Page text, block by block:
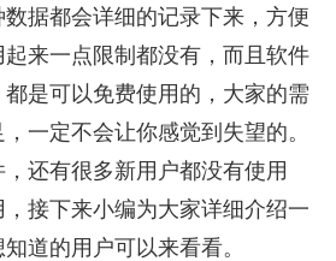
据都会详细的记录下来，方便
来一点限制都没有，而且软件
是可以免费使用的，大家的需
一定不会让你感觉到失望的。
还有很多新用户都没有使用
接下来小编为大家详细介绍一
道的用户可以来看看。